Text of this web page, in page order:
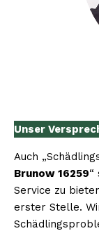
Unser
Auch
Brunow 16259“
Service zu
erster Stelle.